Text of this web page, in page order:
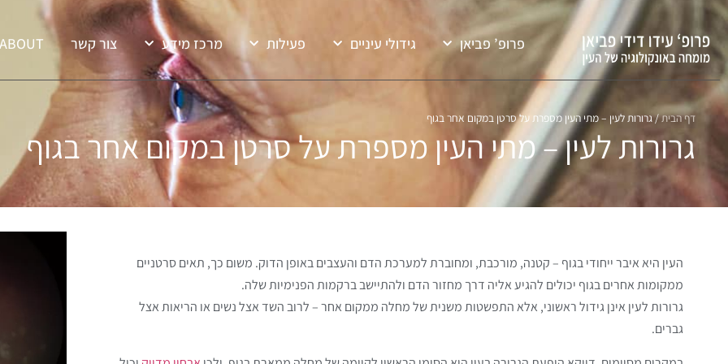
פרופ’ פביאן גידולי עיניים פעילות מרכז מידע צור קשר ABOUT
דף הבית/גרורות לעין – מתי העין מספרת על סרטן במקום אחר בגוף
גרורות לעין – מתי העין מספרת על סרטן במקום אחר בגוף
העין היא איבר ייחודי בגוף – קטנה, מורכבת, ומחוברת למערכת הדם והעצבים באופן הדוק. משום כך, תאים סרטניים
ממקומות אחרים בגוף יכולים להגיע אליה דרך מחזור הדם ולהתיישב ברקמות הפנימיות שלה.
גרורות לעין אינן גידול ראשוני, אלא התפשטות משנית של מחלה ממקום אחר – לרוב השד אצל נשים או הריאות אצל
גברים.